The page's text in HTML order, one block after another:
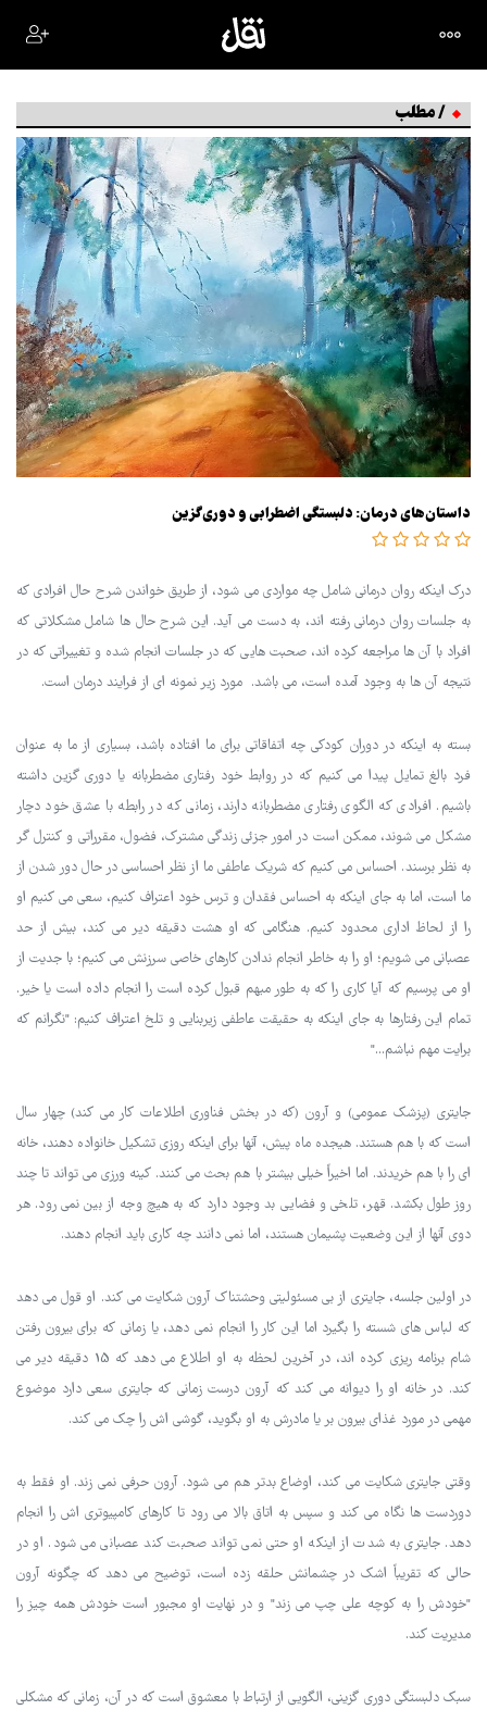
/ مطلب
داستان‌های درمان: دلبستگی اضطرابی و دوری‌گزین
درک اینکه روان درمانی شامل چه مواردی می شود، از طریق خواندن شرح حال افرادی که
به جلسات روان درمانی رفته اند، به دست می آید. این شرح حال ها شامل مشکلاتی که
افراد با آن ها مراجعه کرده اند، صحبت هایی که در جلسات انجام شده و تغییراتی که در
نتیجه آن ها به وجود آمده است، می باشد. مورد زیر نمونه ای از فرایند درمان است.
بسته به اینکه در دوران کودکی چه اتفاقاتی برای ما افتاده باشد، بسیاری از ما به عنوان
فرد بالغ تمایل پیدا می کنیم که در روابط خود رفتاری مضطربانه یا دوری گزین داشته
باشیم. افرادی که الگوی رفتاری مضطربانه دارند، زمانی که در رابطه با عشق خود دچار
مشکل می شوند، ممکن است در امور جزئی زندگی مشترک، فضول، مقرراتی و کنترل گر
به نظر برسند. احساس می کنیم که شریک عاطفی ما از نظر احساسی در حال دور شدن از
ما است، اما به جای اینکه به احساس فقدان و ترس خود اعتراف کنیم، سعی می کنیم او
را از لحاظ اداری محدود کنیم. هنگامی که او هشت دقیقه دیر می کند، بیش از حد
عصبانی می شویم؛ او را به خاطر انجام ندادن کارهای خاصی سرزنش می کنیم؛ با جدیت از
او می پرسیم که آیا کاری را که به طور مبهم قبول کرده است را انجام داده است یا خیر.
تمام این رفتارها به جای اینکه به حقیقت عاطفی زیربنایی و تلخ اعتراف کنیم: "نگرانم که
برایت مهم نباشم..."
جایتری (پزشک عمومی) و آرون (که در بخش فناوری اطلاعات کار می کند) چهار سال
است که با هم هستند. هیجده ماه پیش، آنها برای اینکه روزی تشکیل خانواده دهند، خانه
ای را با هم خریدند. اما اخیراً خیلی بیشتر با هم بحث می کنند. کینه ورزی می تواند تا چند
روز طول بکشد. قهر، تلخی و فضایی بد وجود دارد که به هیچ وجه از بین نمی رود. هر
دوی آنها از این وضعیت پشیمان هستند، اما نمی دانند چه کاری باید انجام دهند.
در اولین جلسه، جایتری از بی مسئولیتی وحشتناک آرون شکایت می کند. او قول می دهد
که لباس های شسته را بگیرد اما این کار را انجام نمی دهد، یا زمانی که برای بیرون رفتن
شام برنامه ریزی کرده اند، در آخرین لحظه به او اطلاع می دهد که 15 دقیقه دیر می
کند. در خانه او را دیوانه می کند که آرون درست زمانی که جایتری سعی دارد موضوع
مهمی در مورد غذای بیرون بر یا مادرش به او بگوید، گوشی اش را چک می کند.
وقتی جایتری شکایت می کند، اوضاع بدتر هم می شود. آرون حرفی نمی زند. او فقط به
دوردست ها نگاه می کند و سپس به اتاق بالا می رود تا کارهای کامپیوتری اش را انجام
دهد. جایتری به شدت از اینکه او حتی نمی تواند صحبت کند عصبانی می شود. او در
حالی که تقریباً اشک در چشمانش حلقه زده است، توضیح می دهد که چگونه آرون
"خودش را به کوچه علی چپ می زند" و در نهایت او مجبور است خودش همه چیز را
مدیریت کند.
سبک دلبستگی دوری گزینی، الگویی از ارتباط با معشوق است که در آن، زمانی که مشکلی